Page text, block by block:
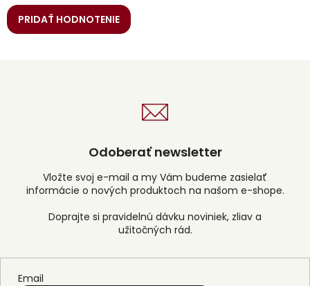
PRIDAŤ HODNOTENIE
Odoberať newsletter
Vložte svoj e-mail a my Vám budeme zasielať
informácie o nových produktoch na našom e-shope.
Email